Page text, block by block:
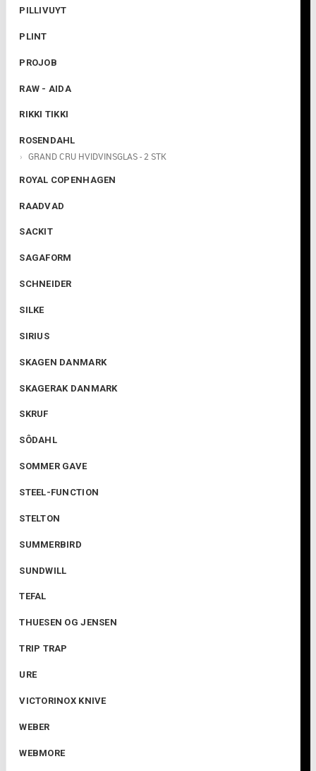
PILLIVUYT
PLINT
PROJOB
RAW - AIDA
RIKKI TIKKI
ROSENDAHL
GRAND CRU HVIDVINSGLAS - 2 STK
ROYAL COPENHAGEN
RAADVAD
SACKIT
SAGAFORM
SCHNEIDER
SILKE
SIRIUS
SKAGEN DANMARK
SKAGERAK DANMARK
SKRUF
SÔDAHL
SOMMER GAVE
STEEL-FUNCTION
STELTON
SUMMERBIRD
SUNDWILL
TEFAL
THUESEN OG JENSEN
TRIP TRAP
URE
VICTORINOX KNIVE
WEBER
WEBMORE